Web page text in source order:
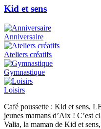
Kid et sens
Anniversaire
Ateliers créatifs
Gymnastique
Loisirs
Café poussette : Kid et sens,
jeunes mamans d’Aix ! C’est
Valia, la maman de Kid et